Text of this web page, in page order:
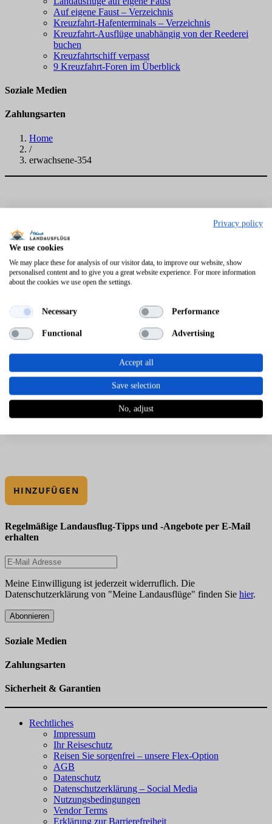
Auf eigene Faust – Verzeichnis
Kreuzfahrt-Hafenterminals – Verzeichnis
Kreuzfahrt-Ausflüge unabhängig von der Reederei
buchen
Kreuzfahrtschiff verpasst
9 Kreuzfahrt-Foren im Überblick
Soziale Medien
Zahlungsarten
Home
/
erwachsene-354
HINZUFÜGEN
Regelmäßige Landausflug-Tipps und -Angebote per E-Mail
erhalten
Meine Einwilligung ist jederzeit widerruflich. Die
Datenschutzerklärung von "Meine Landausflüge" finden Sie hier.
Abonnieren
Soziale Medien
Zahlungsarten
Sicherheit & Garantien
Rechtliches
Impressum
Ihr Reiseschutz
Reisen Sie sorgenfrei – unsere Flex-Option
AGB
Datenschutz
Datenschutzerklärung – Social Media
Nutzungsbedingungen
Vendor Terms
Erklärung zur Barrierefreiheit
Privacy policy
We use cookies
We may place these for analysis of our visitor data, to improve our website, show
personalised content and to give you a great website experience. For more information
about the cookies we use open the settings.
Necessary Performance
Functional Advertising
Accept all
Save selection
No, adjust